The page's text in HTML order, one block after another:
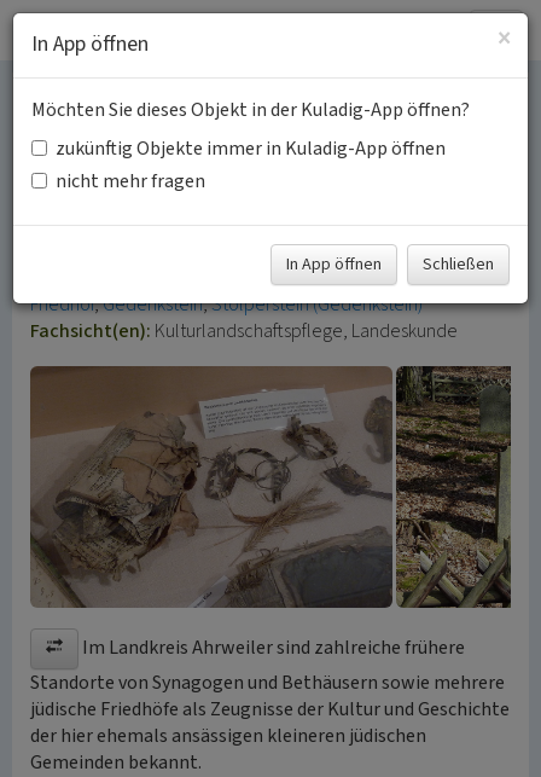
Jüdische Kultur und
Geschichte im Kreis
Ahrweiler
Synagoge Bethaus Jüdischer
Friedhof Gedenkstein Stolperstein (Gedenkstein)
Fachsicht(en): Kulturlandschaftspflege, Landeskunde
Im Landkreis Ahrweiler sind zahlreiche frühere
Standorte von Synagogen und Bethäusern sowie mehrere
jüdische Friedhöfe als Zeugnisse der Kultur und Geschichte
der hier ehemals ansässigen kleineren jüdischen
Gemeinden bekannt.
×
In App öffnen
Möchten Sie dieses Objekt in der Kuladig-App öffnen?
zukünftig Objekte immer in Kuladig-App öffnen
nicht mehr fragen
In App öffnen Schließen